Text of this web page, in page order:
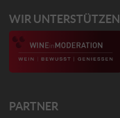
WIR UNTERSTÜTZEN
PARTNER